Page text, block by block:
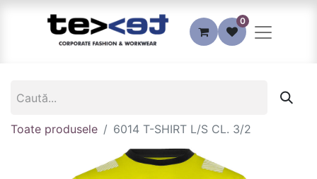
0
Toate produsele 6014 T-SHIRT L/S CL. 3/2